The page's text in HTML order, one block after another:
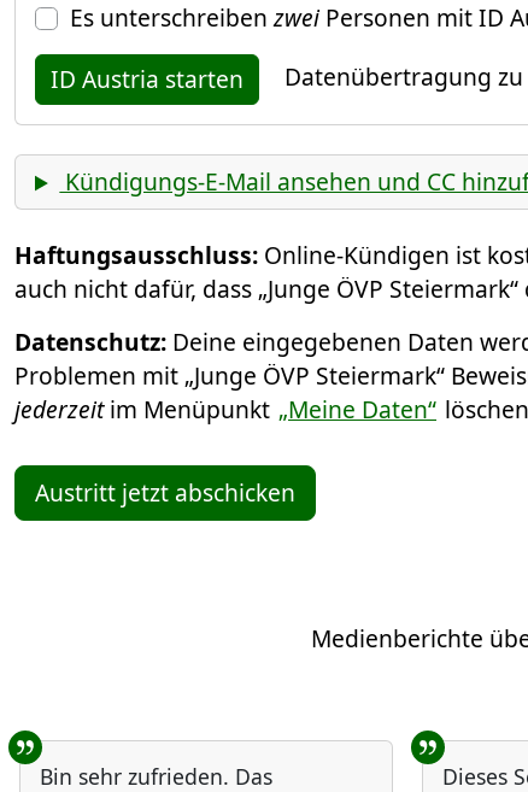
Es unterschreibenzweiPersonen mit ID
ID Austria starten
Datenübertragung zu
Kündigungs-E-Mail ansehen und CC
Haftungsausschluss: Online-Kündigen ist
auch nicht dafür, dass „Junge ÖVP
Datenschutz: Deine eingegebenen Daten
Problemen mit „Junge ÖVP Steiermark“
jederzeitim Menüpunkt „Meine Daten“
Austritt jetzt abschicken
Medienberichte
Benutzer-Rückmeldungen
Bin sehr zufrieden. Das
Dieses